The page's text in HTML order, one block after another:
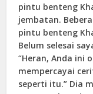
pintu benteng
jembatan.
pintu benteng
Belum selesai
“Heran, Anda ini
mempercayai
seperti itu.” Dia